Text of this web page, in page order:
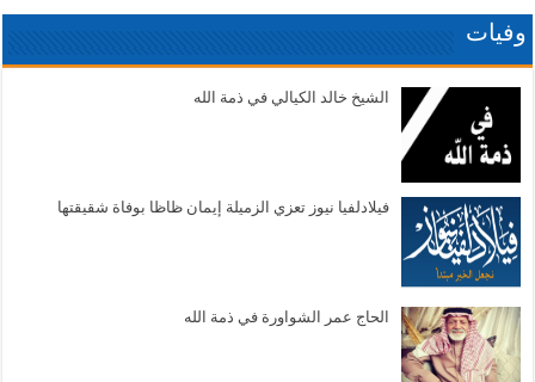
وفيات
الشيخ خالد الكيالي في ذمة الله
فيلادلفيا نيوز تعزي الزميلة إيمان ظاظا بوفاة شقيقتها
الحاج عمر الشواورة في ذمة الله